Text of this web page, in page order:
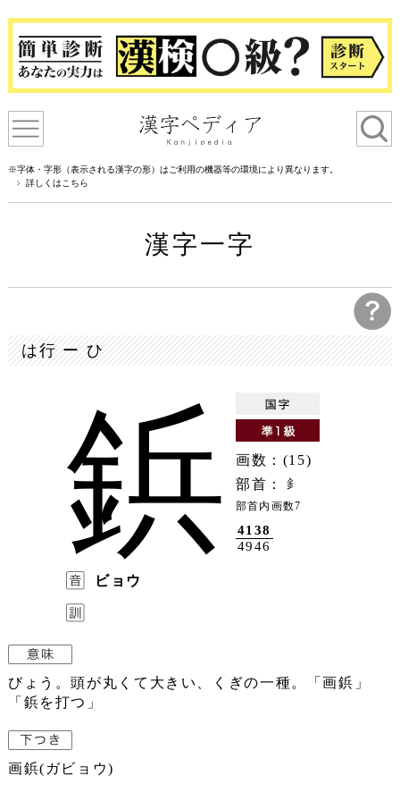
※字体・字形（表示される漢字の形）はご利用の機器等の環境により異なります。
詳しくはこちら
漢字一字
は行 ー ひ
鋲
画数：(15)
部首：
部首内画数7
4138
4946
ビョウ
びょう。頭が丸くて大きい、くぎの一種。「画鋲」
「鋲を打つ」
画鋲(ガビョウ)